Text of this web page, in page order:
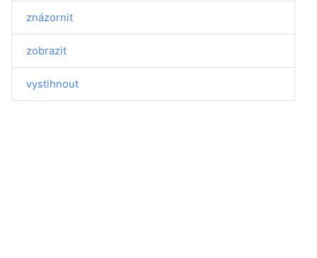
znázornit
zobrazit
vystihnout